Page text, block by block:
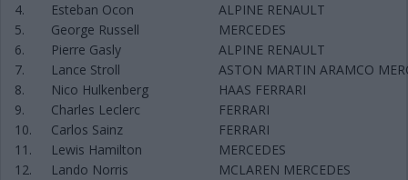
4.
Esteban Ocon
ALPINE RENAULT
5.
George Russell
MERCEDES
6.
Pierre Gasly
ALPINE RENAULT
7.
Lance Stroll
ASTON MARTIN ARAMCO
8.
Nico Hulkenberg
HAAS FERRARI
9.
Charles Leclerc
FERRARI
10.
Carlos Sainz
FERRARI
11.
Lewis Hamilton
MERCEDES
12.
Lando Norris
MCLAREN MERCEDES